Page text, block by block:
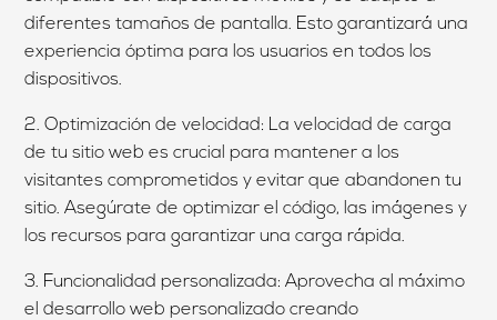
diferentes tamaños de pantalla. Esto garantizará una
experiencia óptima para los usuarios en todos los
dispositivos.
2. Optimización de velocidad: La velocidad de carga
de tu sitio web es crucial para mantener a los
visitantes comprometidos y evitar que abandonen tu
sitio. Asegúrate de optimizar el código, las imágenes y
los recursos para garantizar una carga rápida.
3. Funcionalidad personalizada: Aprovecha al máximo
el desarrollo web personalizado creando